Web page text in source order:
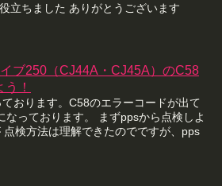
立ちました ありがとうございます
イブ250（CJ44A・CJ45A）のC58
！
おります。C58のエラーコードが出て
なっております。 まずppsから点検しよ
点検方法は理解できたのでですが、pps